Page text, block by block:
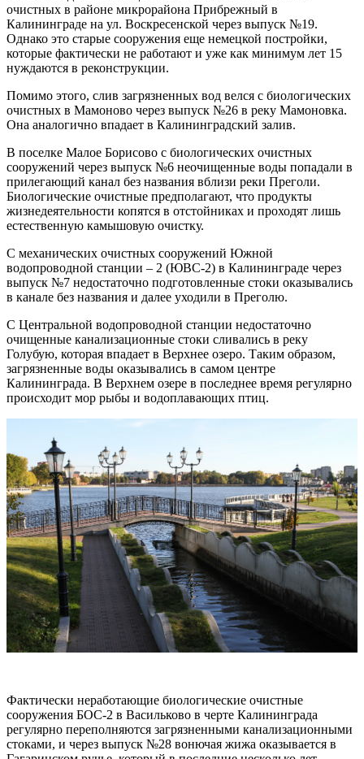
очистных в районе микрорайона Прибрежный в
Калининграде на ул. Воскресенской через выпуск №19.
Однако это старые сооружения еще немецкой постройки,
которые фактически не работают и уже как минимум лет 15
нуждаются в реконструкции.
Помимо этого, слив загрязненных вод велся с биологических
очистных в Мамоново через выпуск №26 в реку Мамоновка.
Она аналогично впадает в Калининградский залив.
В поселке Малое Борисово с биологических очистных
сооружений через выпуск №6 неочищенные воды попадали в
прилегающий канал без названия вблизи реки Преголи.
Биологические очистные предполагают, что продукты
жизнедеятельности копятся в отстойниках и проходят лишь
естественную камышовую очистку.
С механических очистных сооружений Южной
водопроводной станции – 2 (ЮВС-2) в Калининграде через
выпуск №7 недостаточно подготовленные стоки оказывались
в канале без названия и далее уходили в Преголю.
С Центральной водопроводной станции недостаточно
очищенные канализационные стоки сливались в реку
Голубую, которая впадает в Верхнее озеро. Таким образом,
загрязненные воды оказывались в самом центре
Калининграда. В Верхнем озере в последнее время регулярно
происходит мор рыбы и водоплавающих птиц.
Фактически неработающие биологические очистные
сооружения БОС-2 в Васильково в черте Калининграда
регулярно переполняются загрязненными канализационными
стоками, и через выпуск №28 вонючая жижа оказывается в